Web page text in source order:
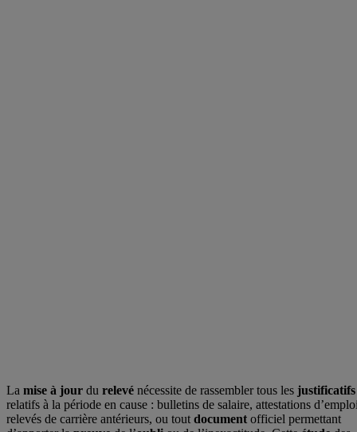
La mise à jour du relevé nécessite de rassembler tous les justificatifs
relatifs à la période en cause : bulletins de salaire, attestations
relevés de carrière antérieurs, ou tout document officiel permettant